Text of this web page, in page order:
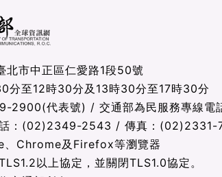
北市中正區仁愛路1段50號
分至12時30分及13時30分至17時30分
2900(代表號) / 交通部為民服務專線電
話：(02)2349-2543 / 傳真：(02)2331-
、Chrome及Firefox等瀏覽器
以上協定，並關閉TLS1.0協定。